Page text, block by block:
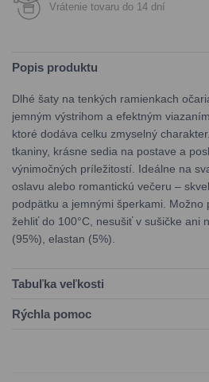
Vrátenie tovaru do 14 dní
Popis produktu
Dlhé šaty na tenkých ramienkach
jemným výstrihom a efektným
ktoré dodáva celku zmyselný
tkaniny, krásne sedia na postave a
výnimočných príležitostí. Ideálne na
oslavu alebo romantickú večeru –
podpätku a jemnými šperkami. Možno
žehliť do 100°C, nesušiť v sušičke ani
(95%), elastan (5%).
Tabuľka veľkosti
Rýchla pomoc